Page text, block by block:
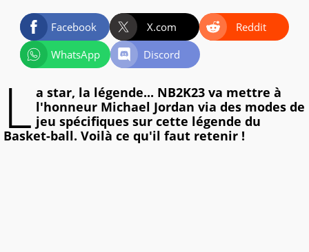
Facebook X.com
Reddit
WhatsApp
Discord
L a star, la légende... NB2K23 va mettre à
l'honneur Michael Jordan via des modes de
jeu spécifiques sur cette légende du
Basket-ball. Voilà ce qu'il faut retenir !